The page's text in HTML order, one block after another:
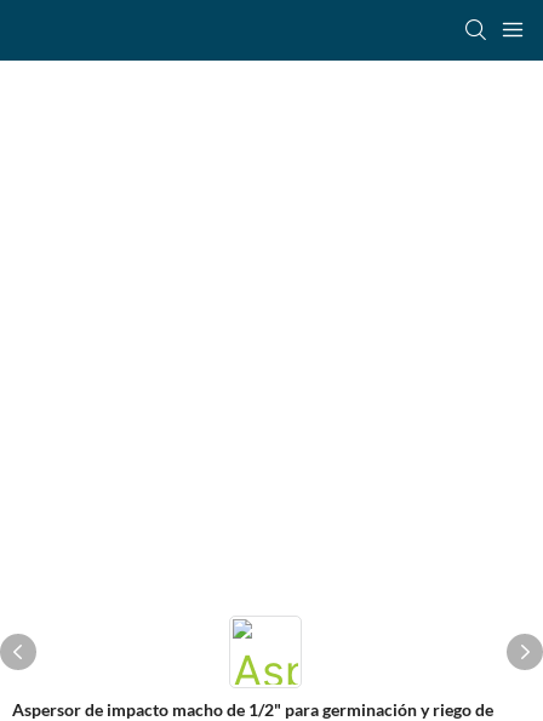
Aspersor de impacto macho de 1/2" para germinación y riego de